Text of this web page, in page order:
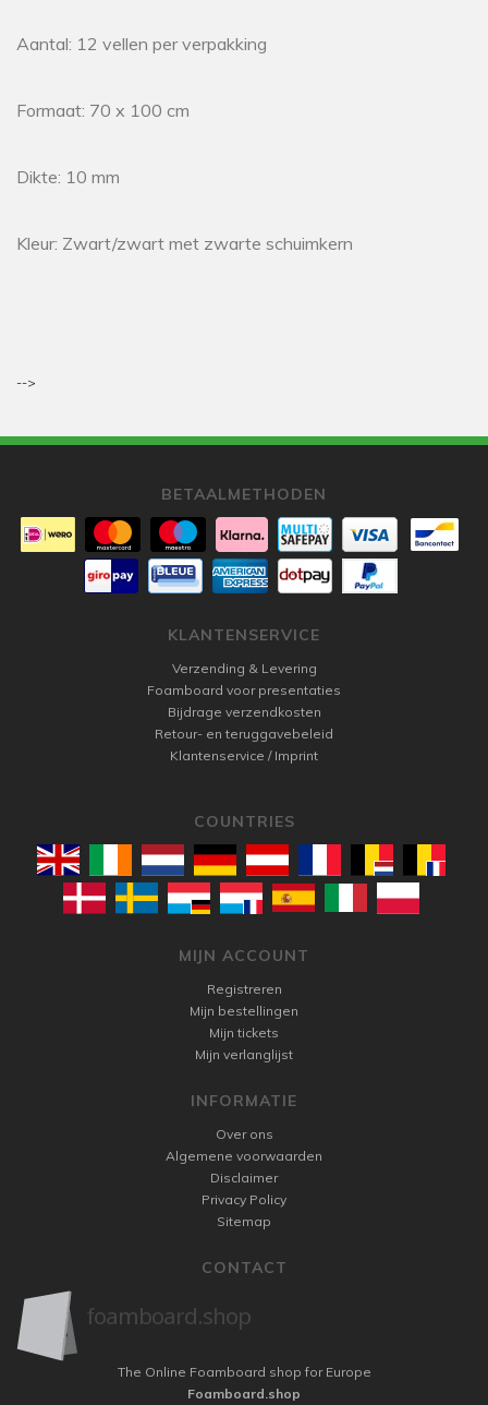
Aantal: 12 vellen per verpakking
Formaat: 70 x 100 cm
Dikte: 10 mm
Kleur: Zwart/zwart met zwarte schuimkern
-->
BETAALMETHODEN
KLANTENSERVICE
Verzending & Levering
Foamboard voor presentaties
Bijdrage verzendkosten
Retour- en teruggavebeleid
Klantenservice / Imprint
COUNTRIES
MIJN ACCOUNT
Registreren
Mijn bestellingen
Mijn tickets
Mijn verlanglijst
INFORMATIE
Over ons
Algemene voorwaarden
Disclaimer
Privacy Policy
Sitemap
CONTACT
The Online Foamboard shop for Europe
Foamboard.shop